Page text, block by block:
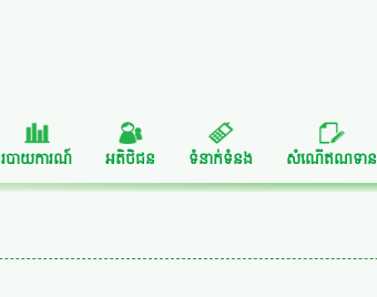
របាយការណ៍ អតិថិជន ទំនាក់ទំនង សំណើឥណទាន